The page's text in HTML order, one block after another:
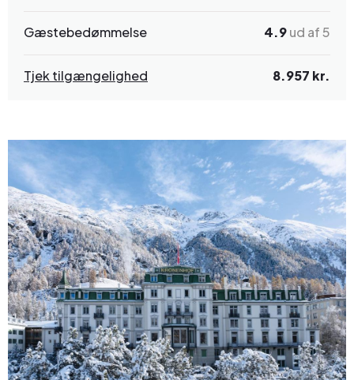
Gæstebedømmelse 4.9ud af 5
Tjek tilgængelighed 8.957 kr.